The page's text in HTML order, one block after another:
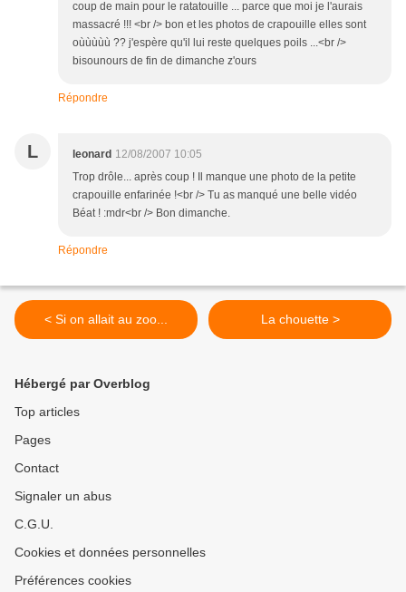
coup de main pour le ratatouille ... parce que moi je l'aurais
massacré !!! <br /> bon et les photos de crapouille elles sont
oùùùùù ?? j'espère qu'il lui reste quelques poils ...<br />
bisounours de fin de dimanche z'ours
Répondre
L leonard 12/08/2007 10:05
Trop drôle... après coup ! Il manque une photo de la petite
crapouille enfarinée !<br /> Tu as manqué une belle vidéo
Béat ! :mdr<br /> Bon dimanche.
Répondre
< Si on allait au zoo... La chouette >
Hébergé par Overblog
Top articles
Pages
Contact
Signaler un abus
C.G.U.
Cookies et données personnelles
Préférences cookies